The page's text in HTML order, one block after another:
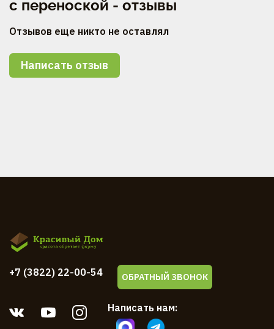
с переноской - отзывы
Отзывов еще никто не оставлял
Написать отзыв
Написать нам:
+7 (3822) 22-00-54 ОБРАТНЫЙ ЗВОНОК